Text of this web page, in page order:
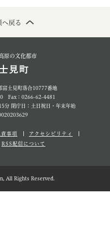
へ戻る
原の文化都市
士見町落合10777番地
Fax：0266-62-4481
分 閉庁日：土日祝日・年末年始
事項
アクセシビリティ
RSS配信について
All Rights Reserved.